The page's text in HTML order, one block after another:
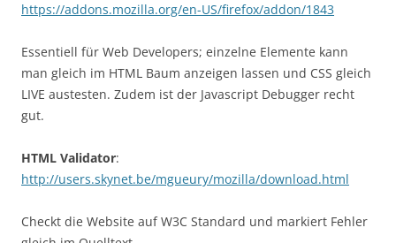
https://addons.mozilla.org/en-US/firefox/addon/1843
Essentiell für Web Developers; einzelne Elemente kann
man gleich im HTML Baum anzeigen lassen und CSS gleich
LIVE austesten. Zudem ist der Javascript Debugger recht
gut.
HTML Validator:
http://users.skynet.be/mgueury/mozilla/download.html
Checkt die Website auf W3C Standard und markiert Fehler